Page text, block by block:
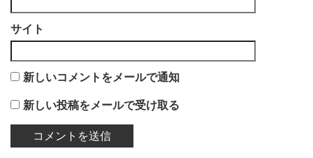
サイト
新しいコメントをメールで通知
新しい投稿をメールで受け取る